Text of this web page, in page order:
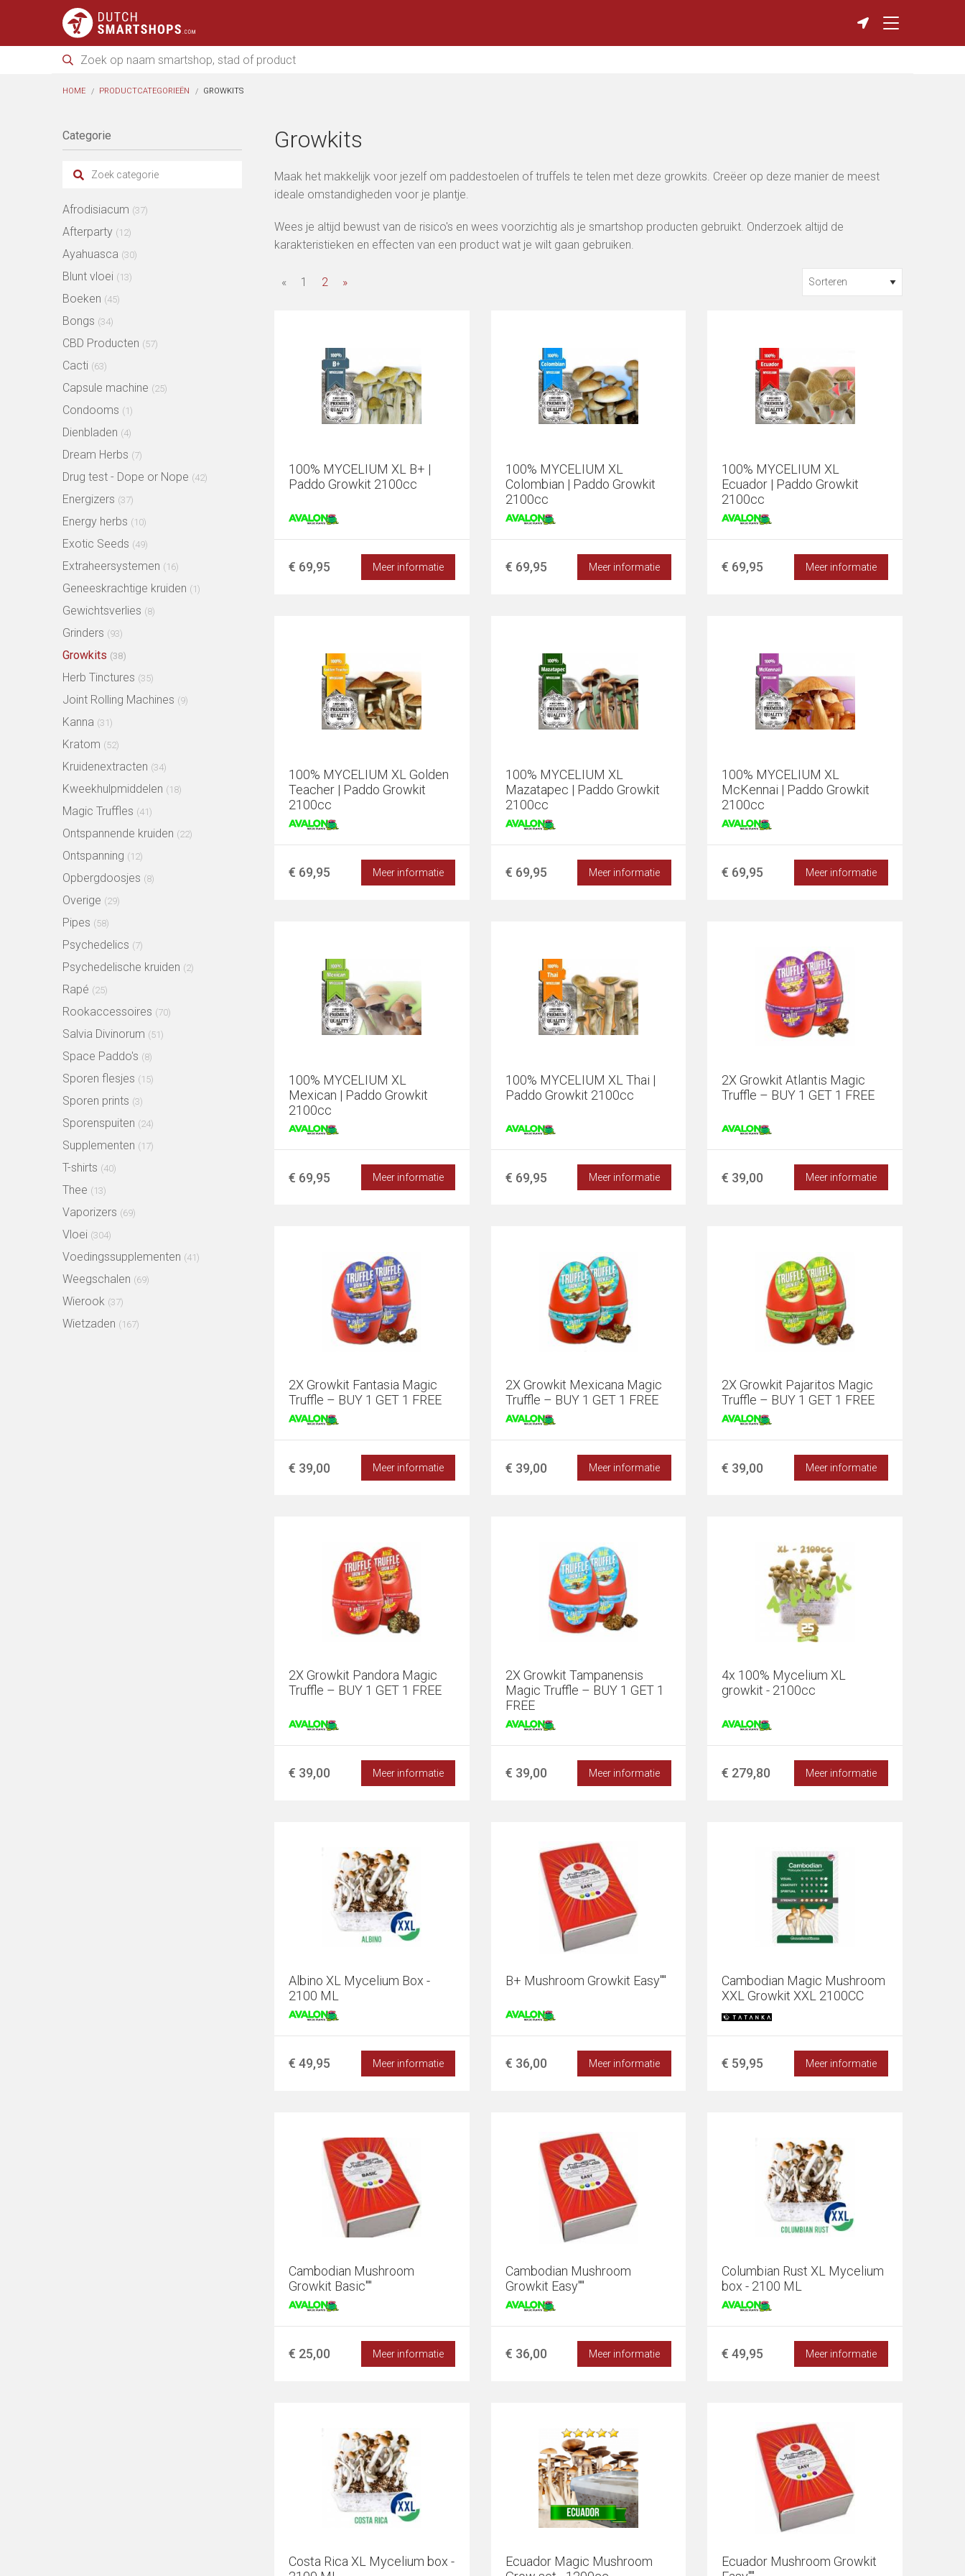
HOME PRODUCTCATEGORIEËN GROWKITS
Categorie
Afrodisiacum (37)
Afterparty (12)
Ayahuasca (30)
Blunt vloei (13)
Boeken (45)
Bongs (34)
CBD Producten (57)
Cacti (63)
Capsule machine (25)
Condooms (1)
Dienbladen (4)
Dream Herbs (7)
Drug test - Dope or Nope (42)
Energizers (37)
Energy herbs (10)
Exotic Seeds (49)
Extraheersystemen (16)
Geneeskrachtige kruiden (1)
Gewichtsverlies (8)
Grinders (93)
Growkits (38)
Herb Tinctures (35)
Joint Rolling Machines (9)
Kanna (31)
Kratom (52)
Kruidenextracten (34)
Kweekhulpmiddelen (18)
Magic Truffles (41)
Ontspannende kruiden (22)
Ontspanning (12)
Opbergdoosjes (8)
Overige (29)
Pipes (58)
Psychedelics (7)
Psychedelische kruiden (2)
Rapé (25)
Rookaccessoires (70)
Salvia Divinorum (51)
Space Paddo's (8)
Sporen flesjes (15)
Sporen prints (3)
Sporenspuiten (24)
Supplementen (17)
T-shirts (40)
Thee (13)
Vaporizers (69)
Vloei (304)
Voedingssupplementen (41)
Weegschalen (69)
Wierook (37)
Wietzaden (167)
Growkits
Maak het makkelijk voor jezelf om paddestoelen of truffels te telen met deze growkits. Creëer op deze manier de meest
ideale omstandigheden voor je plantje.
Wees je altijd bewust van de risico's en wees voorzichtig als je smartshop producten gebruikt. Onderzoek altijd de
karakteristieken en effecten van een product wat je wilt gaan gebruiken.
« 1 2 »
100% MYCELIUM XL B+ |
Paddo Growkit 2100cc
€ 69,95 Meer informatie
100% MYCELIUM XL
Colombian | Paddo Growkit
2100cc
€ 69,95 Meer informatie
100% MYCELIUM XL
Ecuador | Paddo Growkit
2100cc
€ 69,95 Meer informatie
100% MYCELIUM XL Golden
Teacher | Paddo Growkit
2100cc
€ 69,95 Meer informatie
100% MYCELIUM XL
Mazatapec | Paddo Growkit
2100cc
€ 69,95 Meer informatie
100% MYCELIUM XL
McKennai | Paddo Growkit
2100cc
€ 69,95 Meer informatie
100% MYCELIUM XL
Mexican | Paddo Growkit
2100cc
€ 69,95 Meer informatie
100% MYCELIUM XL Thai |
Paddo Growkit 2100cc
€ 69,95 Meer informatie
2X Growkit Atlantis Magic
Truffle – BUY 1 GET 1 FREE
€ 39,00 Meer informatie
2X Growkit Fantasia Magic
Truffle – BUY 1 GET 1 FREE
€ 39,00 Meer informatie
2X Growkit Mexicana Magic
Truffle – BUY 1 GET 1 FREE
€ 39,00 Meer informatie
2X Growkit Pajaritos Magic
Truffle – BUY 1 GET 1 FREE
€ 39,00 Meer informatie
2X Growkit Pandora Magic
Truffle – BUY 1 GET 1 FREE
€ 39,00 Meer informatie
2X Growkit Tampanensis
Magic Truffle – BUY 1 GET 1
FREE
€ 39,00 Meer informatie
4x 100% Mycelium XL
growkit - 2100cc
€ 279,80 Meer informatie
Albino XL Mycelium Box -
2100 ML
€ 49,95 Meer informatie
B+ Mushroom Growkit Easy""
€ 36,00 Meer informatie
Cambodian Magic Mushroom
XXL Growkit XXL 2100CC
€ 59,95 Meer informatie
Cambodian Mushroom
Growkit Basic""
€ 25,00 Meer informatie
Cambodian Mushroom
Growkit Easy""
€ 36,00 Meer informatie
Columbian Rust XL Mycelium
box - 2100 ML
€ 49,95 Meer informatie
Costa Rica XL Mycelium box -
Ecuador Magic Mushroom
Ecuador Mushroom Growkit